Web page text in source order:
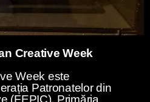
Creative Week
Week este
Patronatelor din